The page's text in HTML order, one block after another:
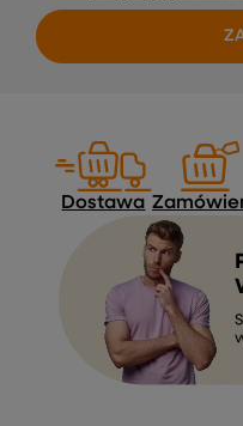
Dostawa